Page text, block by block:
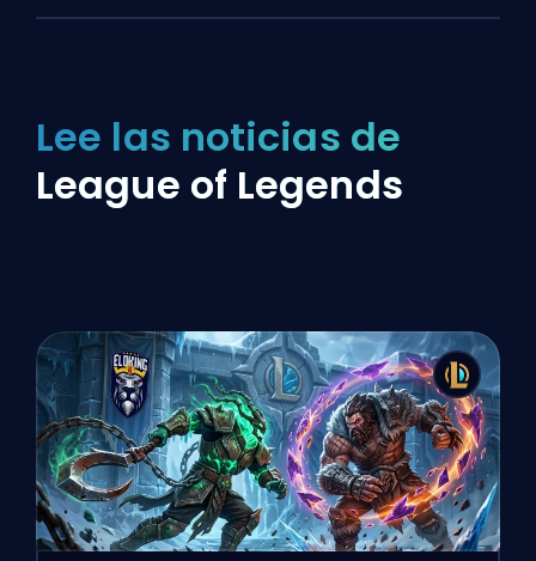
Lee las noticias de
League of Legends